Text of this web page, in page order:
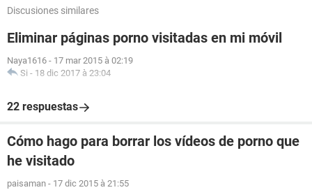
Discusiones similares
Eliminar páginas porno visitadas en mi móvil
Naya1616 - 17 mar 2015 à 02:19
Si - 18 dic 2017 à 23:04
22 respuestas
Cómo hago para borrar los vídeos de porno que
he visitado
paisaman - 17 dic 2015 à 21:55